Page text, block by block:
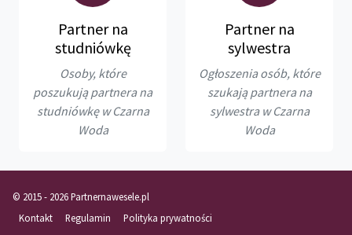
Partner na
studniówkę
Osoby, które
poszukują partnera na
studniówkę w Czarna
Woda
Partner na
sylwestra
Ogłoszenia osób, które
szukają partnera na
sylwestra w Czarna
Woda
© 2015 - 2026 Partnernawesele.pl
Kontakt
Regulamin Polityka prywatności